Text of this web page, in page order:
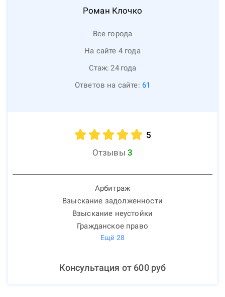
Роман Клочко
Все города
На сайте 4 года
Стаж: 24 года
Ответов на сайте: 61
5
Отзывы 3
Арбитраж
Взыскание задолженности
Взыскание неустойки
Гражданское право
Ещё 28
Консультация от 600руб